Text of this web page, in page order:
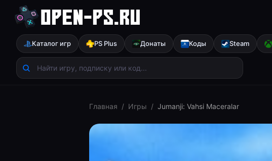
Каталог игр PS Plus Донаты Коды Steam
Главная / Игры / Jumanji: Vahsi Maceralar